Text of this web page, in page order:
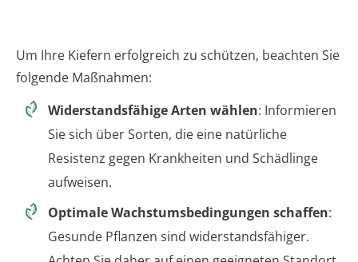
Um Ihre Kiefern erfolgreich zu schützen, beachten Sie
folgende Maßnahmen:
Widerstandsfähige Arten wählen: Informieren
Sie sich über Sorten, die eine natürliche
Resistenz gegen Krankheiten und Schädlinge
aufweisen.
Optimale Wachstumsbedingungen schaffen:
Gesunde Pflanzen sind widerstandsfähiger.